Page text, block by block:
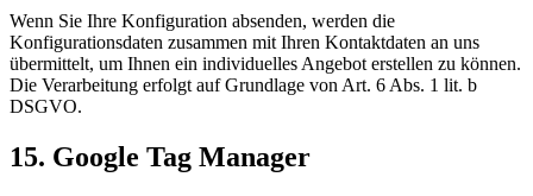
Wenn Sie Ihre Konfiguration absenden, werden die
Konfigurationsdaten zusammen mit Ihren Kontaktdaten an uns
übermittelt, um Ihnen ein individuelles Angebot erstellen zu können.
Die Verarbeitung erfolgt auf Grundlage von Art. 6 Abs. 1 lit. b
DSGVO.
15. Google Tag Manager